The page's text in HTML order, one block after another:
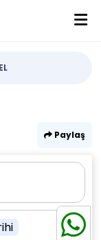
Paylaş